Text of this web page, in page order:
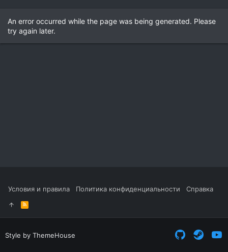
An error occurred while the page was being generated. Please
try again later.
Условия и правила Политика конфиденциальности Справка
R
S
S
Style by ThemeHouse